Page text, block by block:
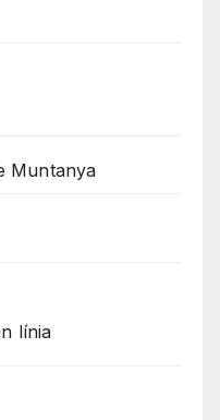
Muntanya
línia